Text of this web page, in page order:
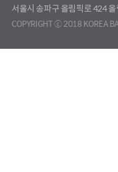
서울시 송파구 올림픽로 424
COPYRIGHT ⓒ 2018 KOREA